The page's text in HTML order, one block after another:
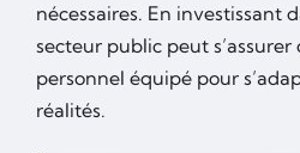
nécessaires. En investissant
secteur public peut s’assurer
personnel équipé pour
réalités.